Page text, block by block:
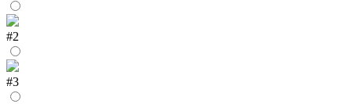
#2
#3